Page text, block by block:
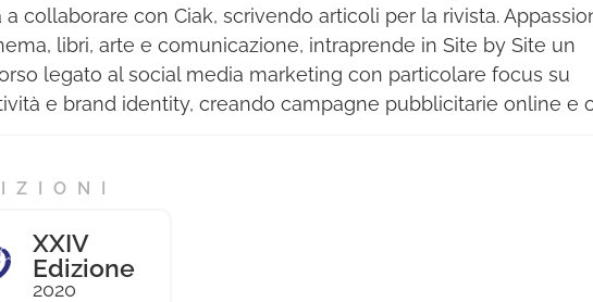
a collaborare con Ciak, scrivendo articoli per la rivista.
libri, arte e comunicazione, intraprende in Site by Site un
legato al social media marketing con particolare focus su
e brand identity, creando campagne pubblicitarie online e
XXIV
Edizione
2020